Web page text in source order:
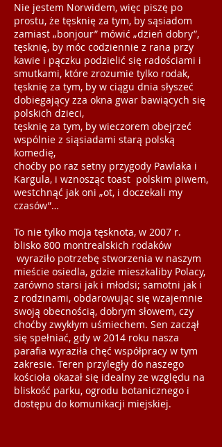
Nie jestem Norwidem, więc piszę po
prostu, że tęsknię za tym, by sąsiadom
zamiast „bonjour” mówić „dzień dobry”,
tęsknię, by móc codziennie z rana przy
kawie i pączku podzielić się radościami i
smutkami, które zrozumie tylko rodak,
tęsknię za tym, by w ciągu dnia słyszeć
dobiegający zza okna gwar bawiących się
polskich dzieci,
tęsknię za tym, by wieczorem obejrzeć
wspólnie z siąsiadami starą polską
komedię,
choćby po raz setny przygody Pawlaka i
Kargula, i wznosząc toast polskim piwem,
westchnąć jak oni „ot, i doczekali my
czasów”…
To nie tylko moja tęsknota, w 2007 r.
blisko 800 montrealskich rodaków
wyraziło potrzebę stworzenia w naszym
mieście osiedla, gdzie mieszkaliby Polacy,
zarówno starsi jak i młodsi; samotni jak i
z rodzinami, obdarowując się wzajemnie
swoją obecnością, dobrym słowem, czy
choćby zwykłym uśmiechem. Sen zaczął
się spełniać, gdy w 2014 roku nasza
parafia wyraziła chęć współpracy w tym
zakresie. Teren przyległy do naszego
kościoła okazał się idealny ze względu na
bliskość parku, ogrodu botanicznego i
dostępu do komunikacji miejskiej.